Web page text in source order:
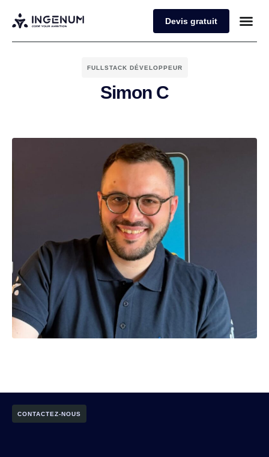
Devis gratuit
FULLSTACK DÉVELOPPEUR
Simon C
CONTACTEZ-NOUS